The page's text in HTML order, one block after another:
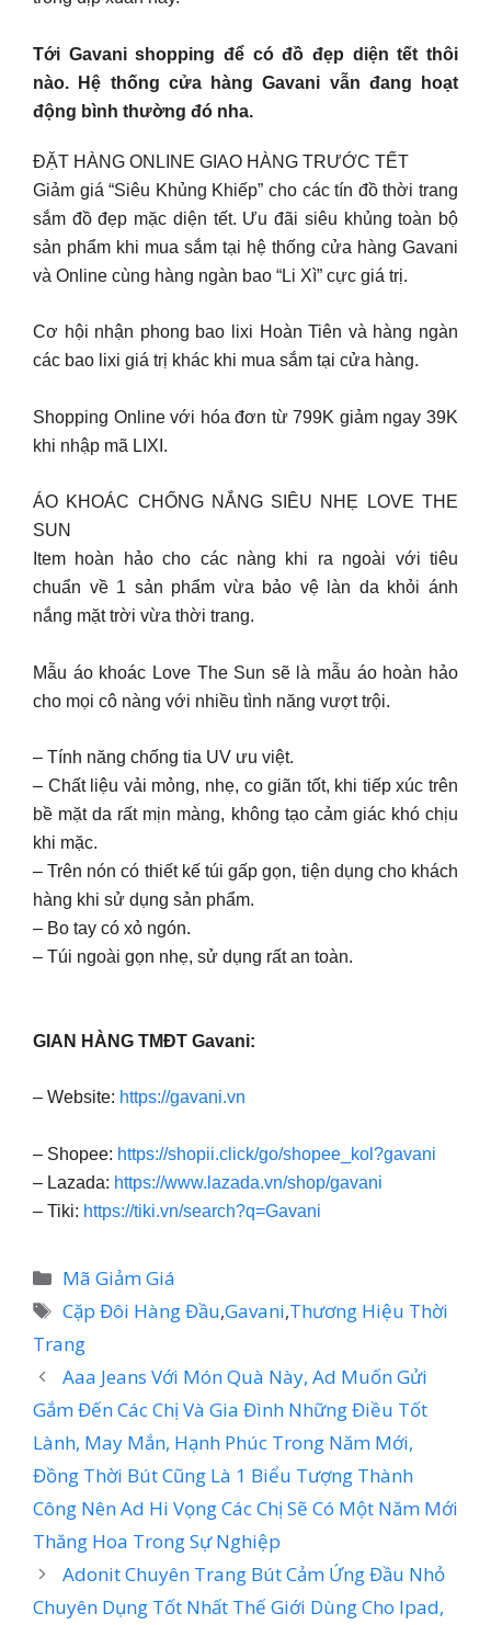
Tới Gavani shopping để có đồ đẹp diện tết thôi
nào. Hệ thống cửa hàng Gavani vẫn đang hoạt
động bình thường đó nha.
ĐẶT HÀNG ONLINE GIAO HÀNG TRƯỚC TẾT
Giảm giá “Siêu Khủng Khiếp” cho các tín đồ thời trang
sắm đồ đẹp mặc diện tết. Ưu đãi siêu khủng toàn bộ
sản phẩm khi mua sắm tại hệ thống cửa hàng Gavani
và Online cùng hàng ngàn bao “Li Xì” cực giá trị.
Cơ hội nhận phong bao lixi Hoàn Tiên và hàng ngàn
các bao lixi giá trị khác khi mua sắm tại cửa hàng.
Shopping Online với hóa đơn từ 799K giảm ngay 39K
khi nhập mã LIXI.
ÁO KHOÁC CHỐNG NẮNG SIÊU NHẸ LOVE THE
SUN
Item hoàn hảo cho các nàng khi ra ngoài với tiêu
chuẩn về 1 sản phẩm vừa bảo vệ làn da khỏi ánh
nắng mặt trời vừa thời trang.
Mẫu áo khoác Love The Sun sẽ là mẫu áo hoàn hảo
cho mọi cô nàng với nhiều tình năng vượt trội.
– Tính năng chống tia UV ưu việt.
– Chất liệu vải mỏng, nhẹ, co giãn tốt, khi tiếp xúc trên
bề mặt da rất mịn màng, không tạo cảm giác khó chịu
khi mặc.
– Trên nón có thiết kế túi gấp gọn, tiện dụng cho khách
hàng khi sử dụng sản phẩm.
– Bo tay có xỏ ngón.
– Túi ngoài gọn nhẹ, sử dụng rất an toàn.
GIAN HÀNG TMĐT Gavani:
– Website: https://gavani.vn
– Shopee: https://shopii.click/go/shopee_kol?gavani
– Lazada: https://www.lazada.vn/shop/gavani
– Tiki: https://tiki.vn/search?q=Gavani
Danh
mục
Mã Giảm Giá
Thẻ
Cặp Đôi Hàng Đầu,Gavani,Thương Hiệu Thời
Trang
Aaa Jeans Với Món Quà Này, Ad Muốn Gửi
Gắm Đến Các Chị Và Gia Đình Những Điều Tốt
Lành, May Mắn, Hạnh Phúc Trong Năm Mới,
Đồng Thời Bút Cũng Là 1 Biểu Tượng Thành
Công Nên Ad Hi Vọng Các Chị Sẽ Có Một Năm Mới
Thăng Hoa Trong Sự Nghiệp
Adonit Chuyên Trang Bút Cảm Ứng Đầu Nhỏ
Chuyên Dụng Tốt Nhất Thế Giới Dùng Cho Ipad,